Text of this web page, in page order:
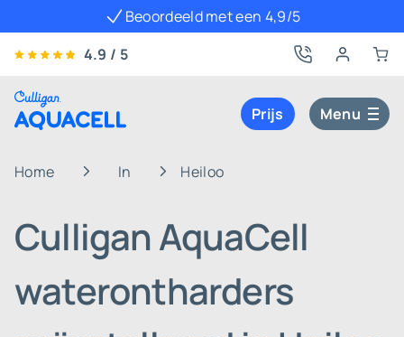
Beoordeeld met een 4,9/5
4.9 / 5
Prijs Menu
Home In Heiloo
Culligan AquaCell
waterontharders